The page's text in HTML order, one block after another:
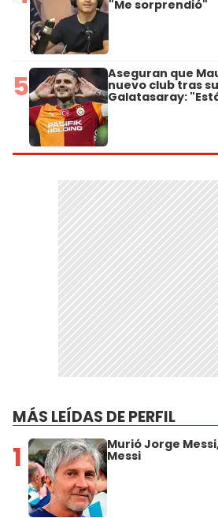
"Me sorprendió"
5 Aseguran que
nuevo club tras
Galatasaray:
MÁS LEÍDAS DE PERFIL
1 Murió Jorge
Messi